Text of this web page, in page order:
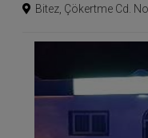
Bitez, Çökertme Cd.